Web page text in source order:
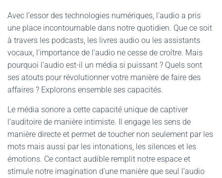
Avec l’essor des technologies numériques, l’audio a pris
une place incontournable dans notre quotidien. Que ce soit
à travers les podcasts, les livres audio ou les assistants
vocaux, l’importance de l’audio ne cesse de croître. Mais
pourquoi l’audio est-il un média si puissant ? Quels sont
ses atouts pour révolutionner votre manière de faire des
affaires ? Explorons ensemble ses capacités.
Le média sonore a cette capacité unique de captiver
l’auditoire de manière intimiste. Il engage les sens de
manière directe et permet de toucher non seulement par les
mots mais aussi par les intonations, les silences et les
émotions. Ce contact audible remplit notre espace et
stimule notre imagination d’une manière que seul l’audio